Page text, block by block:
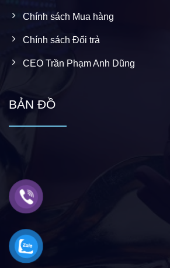
Chính sách Mua hàng
Chính sách Đổi trả
CEO Trần Phạm Anh Dũng
BẢN ĐỒ